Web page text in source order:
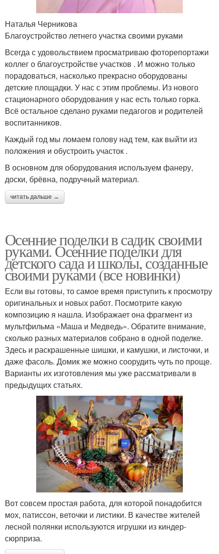
Наталья Черникова
Благоустройство летнего участка своими руками
Всегда с удовольствием просматриваю фоторепортажи
коллег о благоустройстве участков . И можно только
порадоваться, насколько прекрасно оборудованы
детские площадки. У нас с этим проблемы. Из нового
стационарного оборудования у нас есть только горка.
Всё остальное сделано руками педагогов и родителей
воспитанников.
Каждый год мы ломаем голову над тем, как выйти из
положения и обустроить участок .
В основном для оборудования используем фанеру,
доски, брёвна, подручный материал.
читать дальше →
Осенние поделки в садик своими
руками. Осенние поделки для
детского сада и школы, созданные
своими руками (все новинки)
Если вы готовы, то самое время приступить к просмотру
оригинальных и новых работ. Посмотрите какую
композицию я нашла. Изображает она фрагмент из
мультфильма «Маша и Медведь». Обратите внимание,
сколько разных материалов собрано в одной поделке.
Здесь и раскрашенные шишки, и камушки, и листочки, и
даже фасоль. Домик же можно соорудить чуть по проще.
Варианты их изготовления мы уже рассматривали в
предыдущих статьях.
Вот совсем простая работа, для которой понадобится
мох, патиссон, веточки и листики. В качестве жителей
лесной полянки используются игрушки из киндер-
сюрприза.